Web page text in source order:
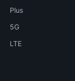
Plus
5G
LTE